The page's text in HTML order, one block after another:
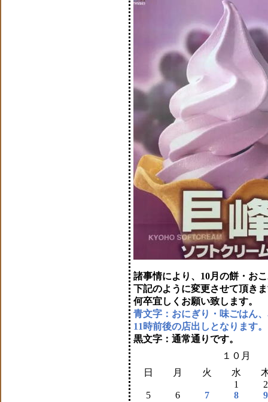
諸事情により、10月の餅・お
下記のように変更させて頂き
何卒宜しくお願い致します。
青文字：おにぎり・味ごはん
11時前後の店出しとなります。
黒文字：通常通りです。
１０月
日
月 火 水
1
2
5
6 7 8
9